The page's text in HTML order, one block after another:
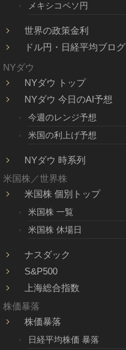
メキシコペソ円
世界の政策金利
ドル円・日経平均ブログ
NYダウ
NYダウ トップ
NYダウ 今日のAI予想
今週のレンジ予想
米国の利上げ予想
NYダウ 時系列
米国株／世界株
米国株 個別トップ
米国株 一覧
米国株 休場日
ナスダック
S&P500
上海総合指数
株価暴落
株価暴落
日経平均株価 暴落